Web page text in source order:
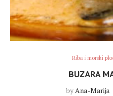
Riba i morski
BUZARA
byAna-Marija